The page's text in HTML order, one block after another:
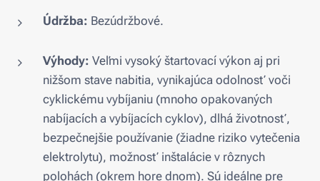
Údržba: Bezúdržbové.
Výhody: Veľmi vysoký štartovací výkon aj pri
nižšom stave nabitia, vynikajúca odolnosť voči
cyklickému vybíjaniu (mnoho opakovaných
nabíjacích a vybíjacích cyklov), dlhá životnosť,
bezpečnejšie používanie (žiadne riziko vytečenia
elektrolytu), možnosť inštalácie v rôznych
polohách (okrem hore dnom). Sú ideálne pre